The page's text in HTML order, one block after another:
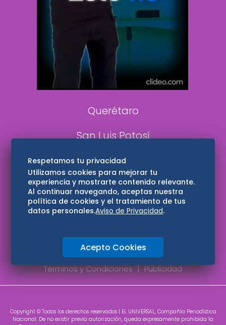
DeDinero
Confabulario
Aviso Oportuno
Consultas
Querétaro
San Luis Potosí
Edomex
Consultas
Hidalgo
Oaxaca
Aviso de privacidad
Directorio
Términos y Condiciones
Publicidad
Copyright © Todos los derechos reservados | EL UNIVERSAL, Compañía Periodística
Nacional. De no existir previa autorización, queda expresamente prohibida la
Respetamos tu privacidad
Utilizamos cookies para mejorar tu
experiencia y mostrarte contenido relevante.
Al continuar navegando, aceptas nuestra
política de cookies y el tratamiento de tus
datos personales.Aviso de Privacidad.
Acepto Cookies